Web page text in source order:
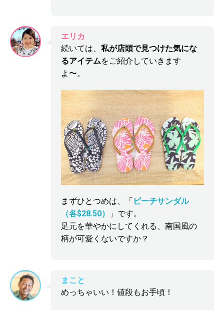
エリカ
続いては、 私が店頭で見つけた気にな
るアイテムをご紹介していきます
よ〜。
まずひとつめは、「 ビーチサンダル
（各$28.50）
」です。
足元を華やかにしてくれる、南国風の
柄が可愛くないですか？
まこと
めっちゃいい！値段もお手頃！